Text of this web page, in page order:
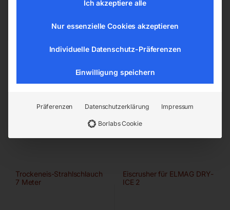
Ähnliche Produkte
Trockeneis-Strahlschlauch
7 Meter
Eiscrusher für ELMAG DRY-
ICE 2
Ich akzeptiere alle
Nur essenzielle Cookies akzeptieren
Individuelle Datenschutz-Präferenzen
Einwilligung speichern
Präferenzen Datenschutzerklärung Impressum
Borlabs Cookie